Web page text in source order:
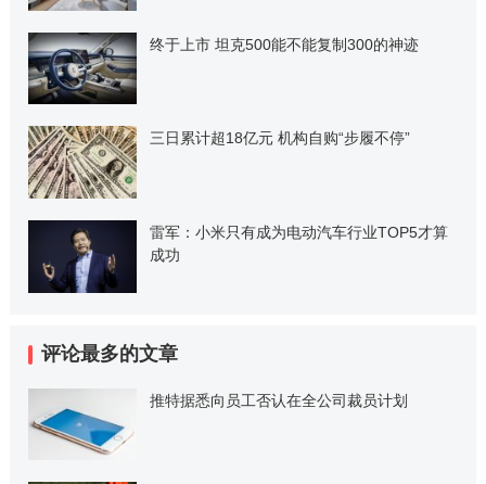
终于上市 坦克500能不能复制300的神迹
三日累计超18亿元 机构自购“步履不停”
雷军：小米只有成为电动汽车行业TOP5才算
成功
评论最多的文章
推特据悉向员工否认在全公司裁员计划